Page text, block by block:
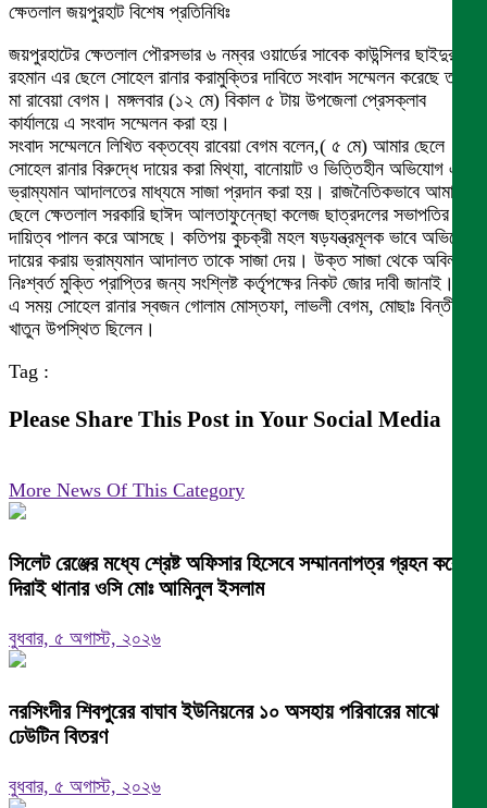
ক্ষেতলাল জয়পুরহাট বিশেষ প্রতিনিধিঃ
জয়পুরহাটের ক্ষেতলাল পৌরসভার ৬ নম্বর ওয়ার্ডের সাবেক কাউন্সিলর ছাইদুর
রহমান এর ছেলে সোহেল রানার করামুক্তির দাবিতে সংবাদ সম্মেলন করেছে তার
মা রাবেয়া বেগম। মঙ্গলবার (১২ মে) বিকাল ৫ টায় উপজেলা প্রেসক্লাব
কার্যালয়ে এ সংবাদ সম্মেলন করা হয়।
সংবাদ সম্মেলনে লিখিত বক্তব্যে রাবেয়া বেগম বলেন,( ৫ মে) আমার ছেলে
সোহেল রানার বিরুদ্ধে দায়ের করা মিথ্যা, বানোয়াট ও ভিত্তিহীন অভিযোগ এনে
ভ্রাম্যমান আদালতের মাধ্যমে সাজা প্রদান করা হয়। রাজনৈতিকভাবে আমার
ছেলে ক্ষেতলাল সরকারি ছাঈদ আলতাফুন্নেছা কলেজ ছাত্রদলের সভাপতির
দায়িত্ব পালন করে আসছে। কতিপয় কুচক্রী মহল ষড়যন্ত্রমূলক ভাবে অভিযোগ
দায়ের করায় ভ্রাম্যমান আদালত তাকে সাজা দেয়। উক্ত সাজা থেকে অবিলম্বে
নিঃশ্বর্ত মুক্তি প্রাপ্তির জন্য সংশ্লিষ্ট কর্তৃপক্ষের নিকট জোর দাবী জানাই।
এ সময় সোহেল রানার স্বজন গোলাম মোস্তফা, লাভলী বেগম, মোছাঃ বিন্তী
খাতুন উপস্থিত ছিলেন।
Tag :
Please Share This Post in Your Social Media
More News Of This Category
সিলেট রেঞ্জের মধ্যে শ্রেষ্ট অফিসার হিসেবে সম্মাননাপত্র গ্রহন করেন
দিরাই থানার ওসি মোঃ আমিনুল ইসলাম
বুধবার, ৫ অগাস্ট, ২০২৬
নরসিংদীর শিবপুরের বাঘাব ইউনিয়নের ১০ অসহায় পরিবারের মাঝে
ঢেউটিন বিতরণ
বুধবার, ৫ অগাস্ট, ২০২৬